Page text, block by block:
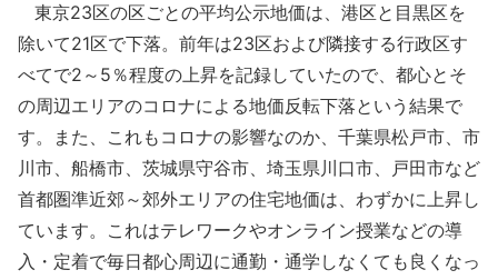
東京23区の区ごとの平均公示地価は、港区と目黒区を
除いて21区で下落。前年は23区および隣接する行政区す
べてで2～5％程度の上昇を記録していたので、都心とそ
の周辺エリアのコロナによる地価反転下落という結果で
す。また、これもコロナの影響なのか、千葉県松戸市、市
川市、船橋市、茨城県守谷市、埼玉県川口市、戸田市など
首都圏準近郊～郊外エリアの住宅地価は、わずかに上昇し
ています。これはテレワークやオンライン授業などの導
入・定着で毎日都心周辺に通勤・通学しなくても良くなっ